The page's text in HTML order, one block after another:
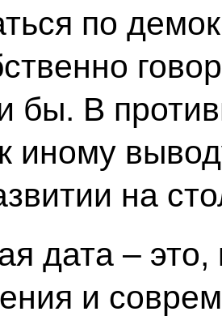
по
бы. В
иному
на
дата –
и